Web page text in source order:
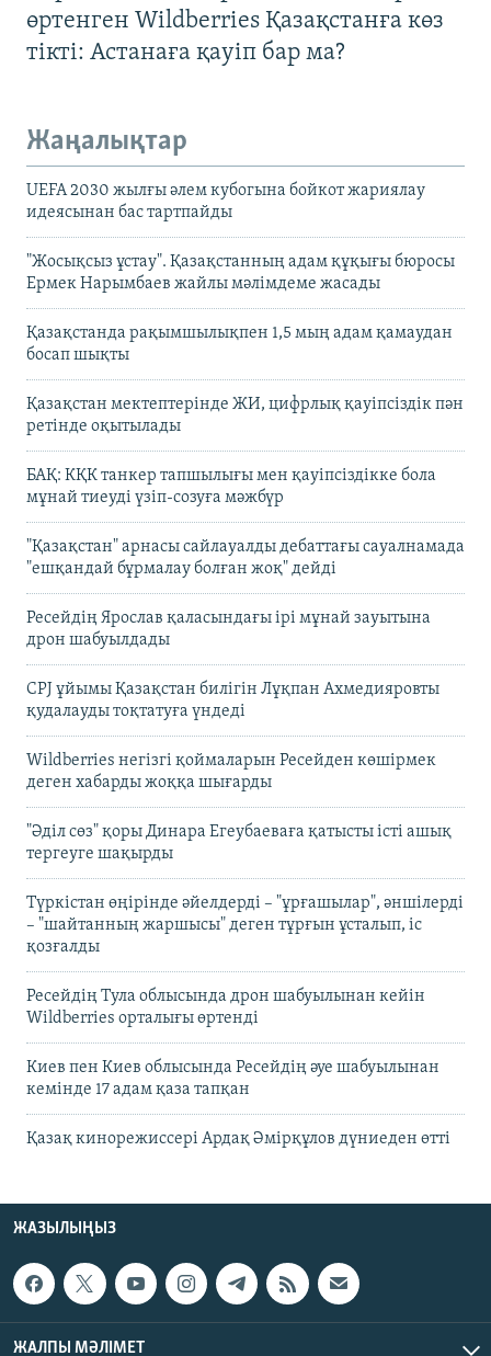
өртенген Wildberries Қазақстанға көз
тікті: Астанаға қауіп бар ма?
Жаңалықтар
UEFA 2030 жылғы әлем кубогына бойкот жариялау
идеясынан бас тартпайды
"Жосықсыз ұстау". Қазақстанның адам құқығы бюросы
Ермек Нарымбаев жайлы мәлімдеме жасады
Қазақстанда рақымшылықпен 1,5 мың адам қамаудан
босап шықты
Қазақстан мектептерінде ЖИ, цифрлық қауіпсіздік пән
ретінде оқытылады
БАҚ: КҚК танкер тапшылығы мен қауіпсіздікке бола
мұнай тиеуді үзіп-созуға мәжбүр
"Қазақстан" арнасы сайлауалды дебаттағы сауалнамада
"ешқандай бұрмалау болған жоқ" дейді
Ресейдің Ярослав қаласындағы ірі мұнай зауытына
дрон шабуылдады
CPJ ұйымы Қазақстан билігін Лұқпан Ахмедияровты
қудалауды тоқтатуға үндеді
Wildberries негізгі қоймаларын Ресейден көшірмек
деген хабарды жоққа шығарды
"Әділ сөз" қоры Динара Егеубаеваға қатысты істі ашық
тергеуге шақырды
Түркістан өңірінде әйелдерді – "ұрғашылар", әншілерді
– "шайтанның жаршысы" деген тұрғын ұсталып, іс
қозғалды
Ресейдің Тула облысында дрон шабуылынан кейін
Wildberries орталығы өртенді
Киев пен Киев облысында Ресейдің әуе шабуылынан
кемінде 17 адам қаза тапқан
Қазақ кинорежиссері Ардақ Әмірқұлов дүниеден өтті
ЖАЗЫЛЫҢЫЗ
ЖАЛПЫ МӘЛІМЕТ